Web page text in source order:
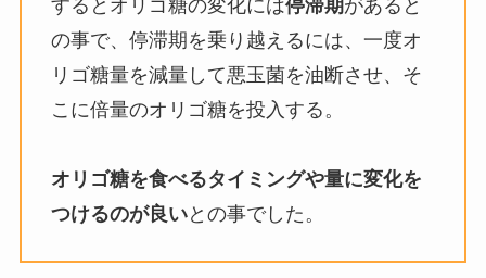
するとオリゴ糖の変化には停滞期があると
の事で、停滞期を乗り越えるには、一度オ
リゴ糖量を減量して悪玉菌を油断させ、そ
こに倍量のオリゴ糖を投入する。
オリゴ糖を食べるタイミングや量に変化を
つけるのが良いとの事でした。